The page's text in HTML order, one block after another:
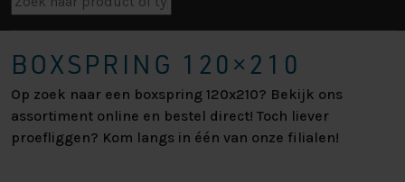
BOXSPRING 120×210
Op zoek naar een boxspring 120x210? Bekijk ons
assortiment online en bestel direct! Toch liever
proefliggen? Kom langs in één van onze filialen!